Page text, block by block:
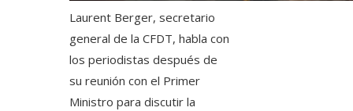
Laurent Berger, secretario
general de la CFDT, habla con
los periodistas después de
su reunión con el Primer
Ministro para discutir la